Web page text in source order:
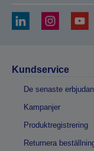
Kundservice
De senaste
Kampanjer
Produktregistrering
Returnera